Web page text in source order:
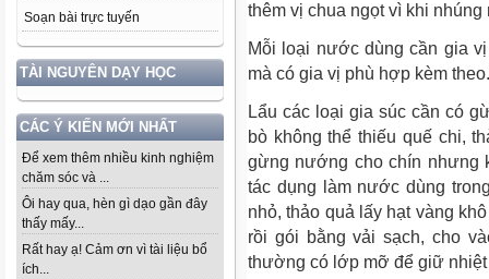
Soạn bài trực tuyến
TÀI NGUYÊN DẠY HỌC
CÁC Ý KIẾN MỚI NHẤT
Để xem thêm nhiều kinh nghiệm
chăm sóc và ...
Ôi hay qua, hèn gì dạo gần đây
thấy mấy...
Rất hay ạ! Cảm ơn vì tài liệu bổ
ích...
thêm vị chua ngọt vì khi
Mỗi loại nước dùng cần gia
mà có gia vị phù hợp kèm theo.
Lẩu các loại gia súc cần có
bò không thể thiếu quế chi,
gừng nướng cho chín nhưng
tác dụng làm nước dùng
nhỏ, thảo quả lấy hạt vàng
rồi gói bằng vải sạch, cho
thường có lớp mỡ để giữ